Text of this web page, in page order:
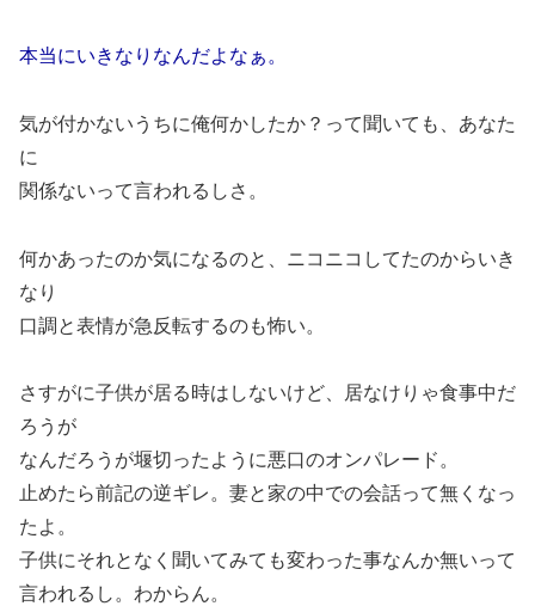
本当にいきなりなんだよなぁ。
気が付かないうちに俺何かしたか？って聞いても、あなた
に
関係ないって言われるしさ。
何かあったのか気になるのと、ニコニコしてたのからいき
なり
口調と表情が急反転するのも怖い。
さすがに子供が居る時はしないけど、居なけりゃ食事中だ
ろうが
なんだろうが堰切ったように悪口のオンパレード。
止めたら前記の逆ギレ。妻と家の中での会話って無くなっ
たよ。
子供にそれとなく聞いてみても変わった事なんか無いって
言われるし。わからん。